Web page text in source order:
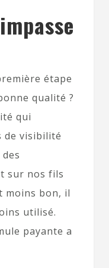
étape
qualité ?
qui
de visibilité
sur nos fils
moins bon, il
utilisé.
payante a